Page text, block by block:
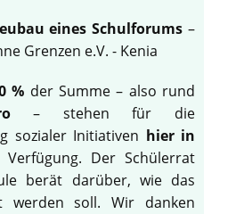
eines Schulforums –
Grenzen e.V. - Kenia
% der Summe – also rund
– stehen für die
sozialer Initiativen hier in
Verfügung. Der Schülerrat
berät darüber, wie das
werden soll. Wir danken